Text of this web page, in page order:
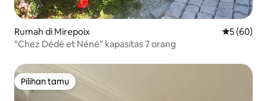
Rumah di Mirepoix Nilai rata-
5 (60)
"Chez Dédé et Néné" kapasitas 7 orang
Pilihan tamu
Pilihan tamu